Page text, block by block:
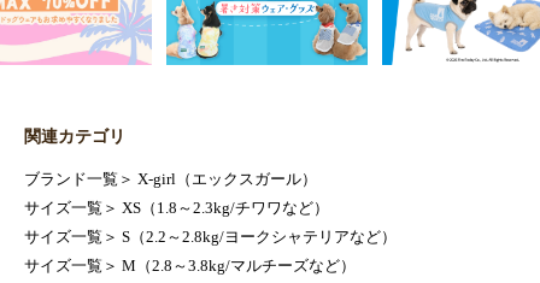
関連カテゴリ
ブランド一覧 ＞ X-girl（エックスガール）
サイズ一覧 ＞ XS（1.8～2.3kg/チワワなど）
サイズ一覧 ＞ S（2.2～2.8kg/ヨークシャテリアなど）
サイズ一覧 ＞ M（2.8～3.8kg/マルチーズなど）